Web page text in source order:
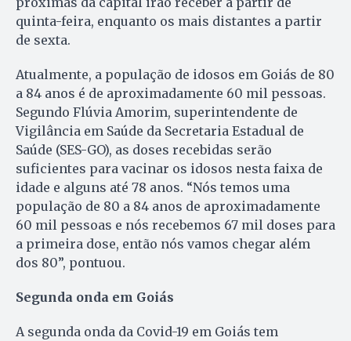
quinta-feira, enquanto os mais distantes a partir
de sexta.
Atualmente, a população de idosos em Goiás de 80
a 84 anos é de aproximadamente 60 mil pessoas.
Segundo Flúvia Amorim, superintendente de
Vigilância em Saúde da Secretaria Estadual de
Saúde (SES-GO), as doses recebidas serão
suficientes para vacinar os idosos nesta faixa de
idade e alguns até 78 anos. “Nós temos uma
população de 80 a 84 anos de aproximadamente
60 mil pessoas e nós recebemos 67 mil doses para
a primeira dose, então nós vamos chegar além
dos 80”, pontuou.
Segunda onda em Goiás
A segunda onda da Covid-19 em Goiás tem